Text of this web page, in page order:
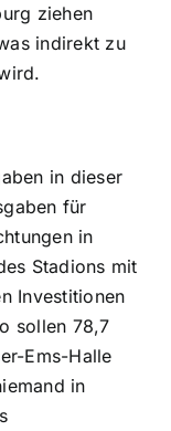
ziehen
indirekt zu
in dieser
für
in
Stadions mit
Investitionen
sollen 78,7
Ems-Halle
in